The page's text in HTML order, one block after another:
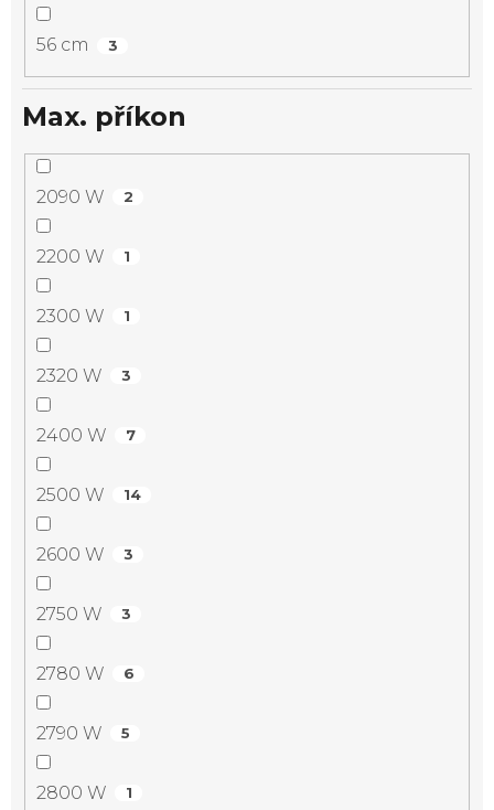
56 cm 3
Max. příkon
2090 W 2
2200 W 1
2300 W 1
2320 W 3
2400 W 7
2500 W 14
2600 W 3
2750 W 3
2780 W 6
2790 W 5
2800 W 1